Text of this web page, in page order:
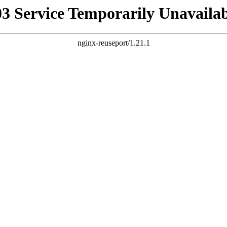
Service Temporarily
nginx-reuseport/1.21.1